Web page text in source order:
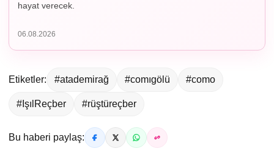
hayat verecek.
06.08.2026
Etiketler: #atademirağ #comıgölü #como
#IşılReçber #rüştüreçber
Bu haberi paylaş: